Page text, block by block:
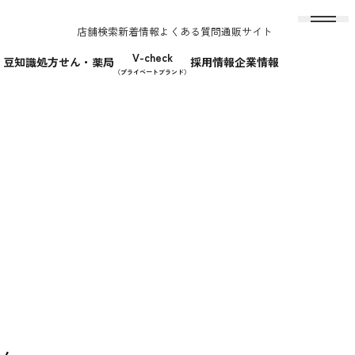
店舗検索新着情報よくある質問通販サイト
知識処方せん・薬局 V-check
（プライベートブランド）
採用情報企業情報